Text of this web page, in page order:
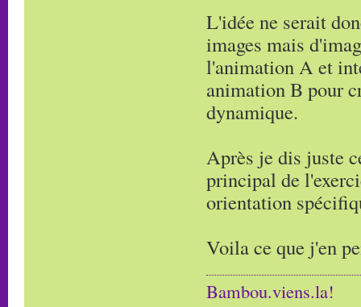
L'idée ne serait
images mais
l'animation A et
animation B pour
dynamique.
Après je dis juste
principal de
orientation
Voila ce que j'en
Bambou.viens.la!